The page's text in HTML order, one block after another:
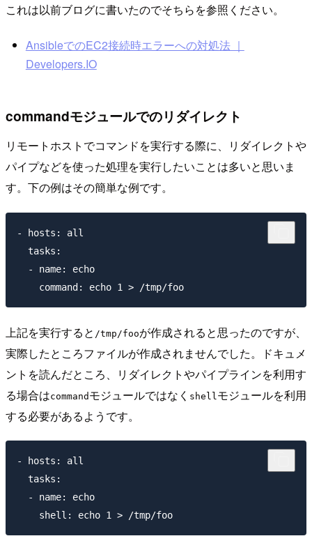
これは以前ブログに書いたのでそちらを参照ください。
AnsibleでのEC2接続時エラーへの対処法 ｜
Developers.IO
commandモジュールでのリダイレクト
リモートホストでコマンドを実行する際に、リダイレクトや
パイプなどを使った処理を実行したいことは多いと思いま
す。下の例はその簡単な例です。
- hosts: all
  tasks:
  - name: echo
上記を実行すると /tmp/fooが作成されると思ったのですが、
実際したところファイルが作成されませんでした。ドキュメ
ントを読んだところ、リダイレクトやパイプラインを利用す
る場合はcommand モジュールではなく shell モジュールを利用
する必要があるようです。
- hosts: all
  tasks:
  - name: echo